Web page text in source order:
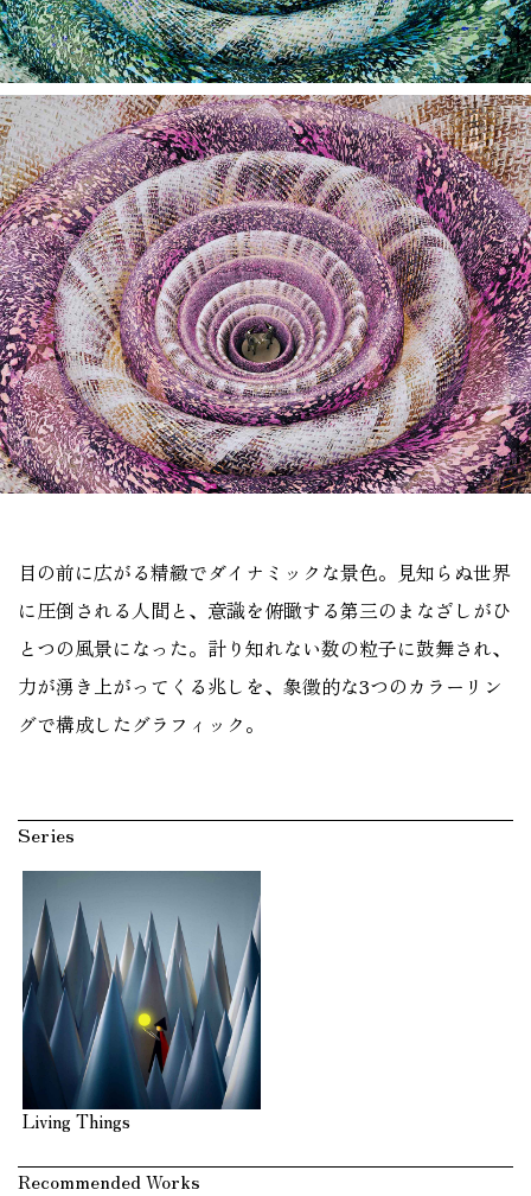
目の前に広がる精緻でダイナミックな景色。見知らぬ世界
に圧倒される人間と、意識を俯瞰する第三のまなざしがひ
とつの風景になった。計り知れない数の粒子に鼓舞され、
力が湧き上がってくる兆しを、象徴的な3つのカラーリン
グで構成したグラフィック。
Series
Living Things
Recommended Works